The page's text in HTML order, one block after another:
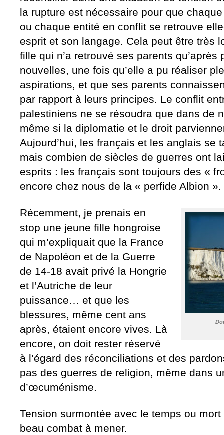
la rupture est nécessaire pour que
ou chaque entité en conflit se retrouve
esprit et son langage. Cela peut être très
fille qui n’a retrouvé ses parents
nouvelles, une fois qu’elle a pu réaliser
aspirations, et que ses parents
par rapport à leurs principes. Le conflit
palestiniens ne se résoudra que dans de
même si la diplomatie et le droit
Aujourd’hui, les français et les anglais se
mais combien de siècles de guerres ont
esprits : les français sont toujours des «
encore chez nous de la « perfide Albion ».
Récemment, je prenais en
stop une jeune fille hongroise
qui m’expliquait que la France
de Napoléon et de la Guerre
de 14-18 avait privé la Hongrie
et l’Autriche de leur
puissance… et que les
blessures, même cent ans
après, étaient encore vives. Là
encore, on doit rester réservé
à l’égard des réconciliations et des
pas des guerres de religion, même dans
d’œcuménisme.
Tension surmontée avec le temps ou mort
beau combat à mener.